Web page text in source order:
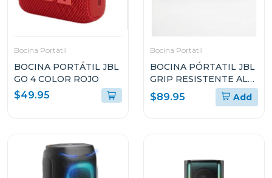
Bocina Portatil
BOCINA PORTÁTIL JBL
GO 4 COLOR ROJO
$49.95
Bocina Portatil
BOCINA PÓRTATIL JBL
GRIP RESISTENTE AL
POLVO Y EL AGUA
$89.95 Add